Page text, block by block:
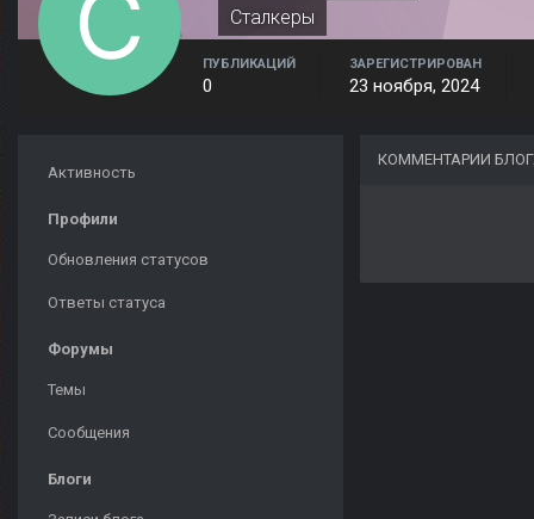
Сталкеры
ПУБЛИКАЦИЙ
0
ЗАРЕГИСТРИРОВАН
23 ноября, 2024
Активность
Профили
Обновления статусов
Ответы статуса
Форумы
Темы
Сообщения
Блоги
КОММЕНТАРИИ